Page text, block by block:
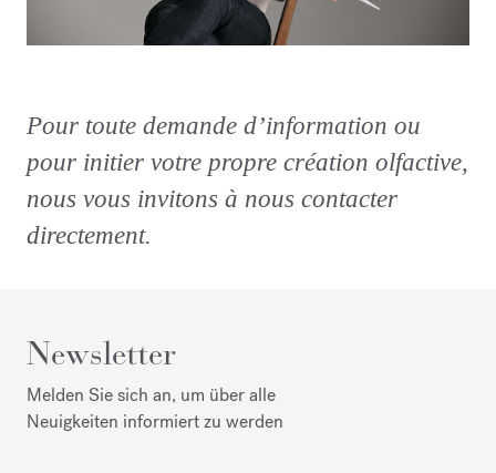
Pour toute demande d’information ou
pour initier votre propre création olfactive,
nous vous invitons à nous contacter
directement.
Newsletter
Melden Sie sich an, um über alle
Neuigkeiten informiert zu werden